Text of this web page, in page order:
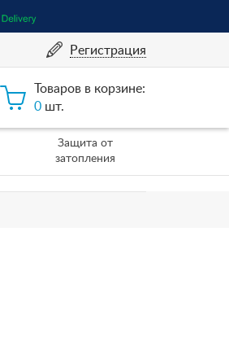
Регистрация
Товаров в корзине:
0 шт.
Защита от
затопления